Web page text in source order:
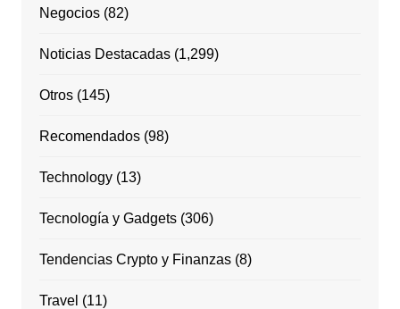
Negocios(82)
Noticias Destacadas(1,299)
Otros(145)
Recomendados(98)
Technology(13)
Tecnología y Gadgets(306)
Tendencias Crypto y Finanzas(8)
Travel (11)